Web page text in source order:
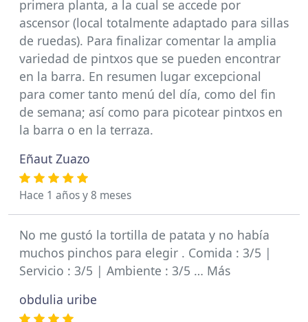
primera planta, a la cual se accede por
ascensor (local totalmente adaptado para sillas
de ruedas). Para finalizar comentar la amplia
variedad de pintxos que se pueden encontrar
en la barra. En resumen lugar excepcional
para comer tanto menú del día, como del fin
de semana; así como para picotear pintxos en
la barra o en la terraza.
Eñaut Zuazo
Hace 1 años y 8 meses
No me gustó la tortilla de patata y no había
muchos pinchos para elegir . Comida : 3/5 |
Servicio : 3/5 | Ambiente : 3/5 … Más
obdulia uribe